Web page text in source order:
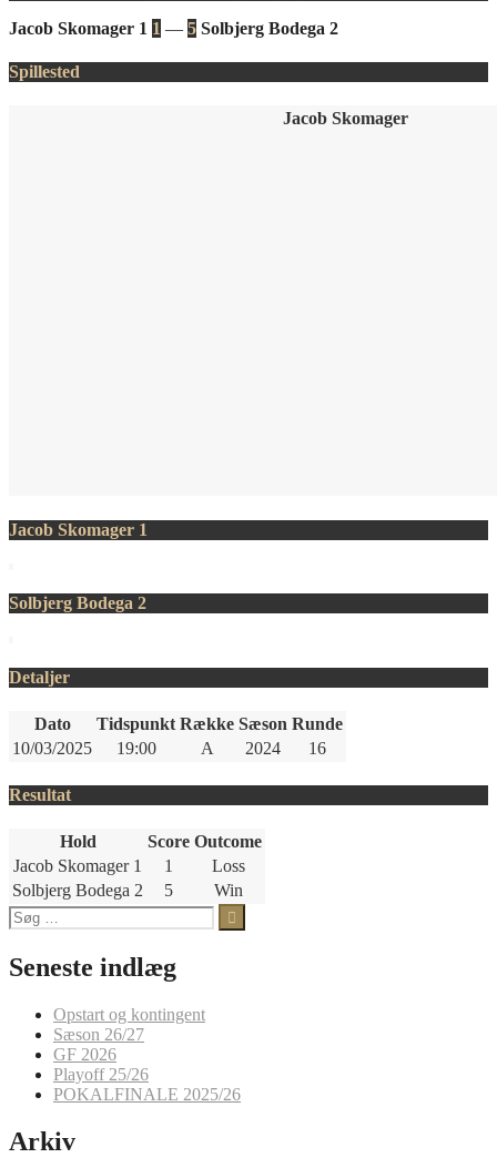
Jacob Skomager 1 1 — 5 Solbjerg Bodega 2
Spillested
Jacob Skomager
Jacob Skomager 1
Solbjerg Bodega 2
Detaljer
Dato Tidspunkt Række Sæson Runde
10/03/2025
19:00 A 2024 16
Resultat
Hold Score Outcome
Jacob Skomager 1
1
Loss
Solbjerg Bodega 2
5
Win
Søg
efter:
Seneste indlæg
Opstart og kontingent
Sæson 26/27
GF 2026
Playoff 25/26
POKALFINALE 2025/26
Arkiv